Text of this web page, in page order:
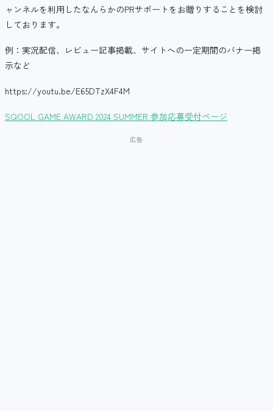
ャンネルを利用したなんらかのPRサポートをお贈りすることを検討
しております。
例：実況配信、レビュー記事掲載、サイトへの一定期間のバナー掲
示など
https://youtu.be/E65DTzX4F4M
SQOOL GAME AWARD 2024 SUMMER 参加応募受付ページ